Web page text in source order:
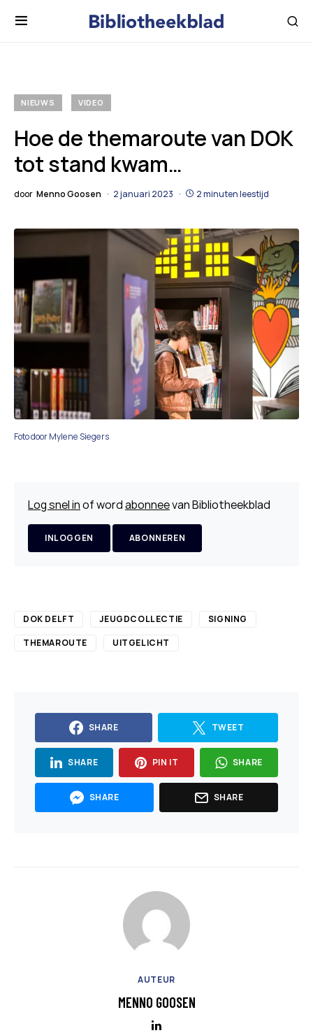
NIEUWS VIDEO
Hoe de themaroute van DOK
tot stand kwam…
door Menno Goosen 2 januari 2023 2 minuten leestijd
Foto door Mylene Siegers
Log snel inof wordabonneevan Bibliotheekblad
INLOGGEN ABONNEREN
DOK DELFT JEUGDCOLLECTIE
SIGNING
THEMAROUTE
UITGELICHT
SHARE TWEET
SHARE PIN IT SHARE
SHARE SHARE
AUTEUR
MENNO GOOSEN